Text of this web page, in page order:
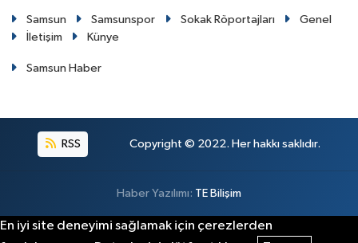
Samsun Samsunspor Sokak Röportajları
Genel
İletişim
Künye
Samsun Haber
RSS Copyright © 2022. Her hakkı saklıdır.
Haber Yazılımı: TE Bilişim
En iyi site deneyimi sağlamak için çerezlerden